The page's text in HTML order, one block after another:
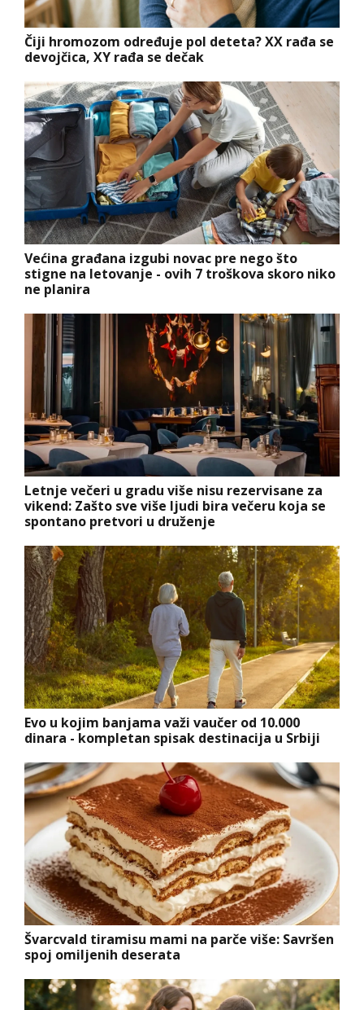
Čiji hromozom određuje pol deteta? XX rađa se
devojčica, XY rađa se dečak
Većina građana izgubi novac pre nego što
stigne na letovanje - ovih 7 troškova skoro niko
ne planira
Letnje večeri u gradu više nisu rezervisane za
vikend: Zašto sve više ljudi bira večeru koja se
spontano pretvori u druženje
Evo u kojim banjama važi vaučer od 10.000
dinara - kompletan spisak destinacija u Srbiji
Švarcvald tiramisu mami na parče više: Savršen
spoj omiljenih deserata